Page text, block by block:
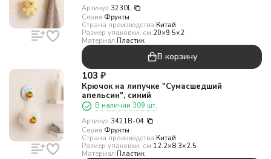
Артикул:3230L
Серия:Фрукты
Страна производства:Китай
Размер упаковки, см:20×9.5×2
Материал:Пластик
В корзину
103 ₽
Крючок на липучке "Сумасшедший
апельсин", синий
В наличии 309 шт.
Артикул:3421B-04
Серия:Фрукты
Страна производства:Китай
Размер упаковки, см:12.2×8.3×2.5
Материал:Пластик